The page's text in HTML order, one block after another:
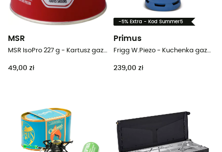
MSR
MSR IsoPro 227 g - Kartusz gazowy
49,00 zł
-5% Extra - Kod Summer5
Primus
Frigg W.Piezo - Kuchenka gazowa turystyczna
239,00 zł